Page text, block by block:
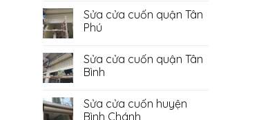
cuốn
quận
Thủ
bình
luận
ở
cuốn
quận
Bình
Sửa cửa cuốn quận Tân
Phú
bình
luận
ở
cuốn
quận
Sửa cửa cuốn quận Tân
Bình
bình
luận
Sửa cửa cuốn huyện
Bình Chánh